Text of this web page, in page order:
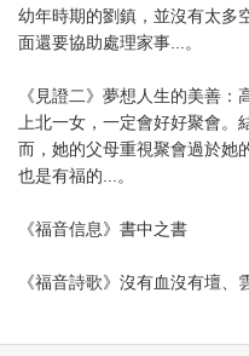
幼年時期的劉鎮，並沒有太多
面還要協助處理家事...。
《見證二》夢想人生的美善
上北一女，一定會好好聚會
而，她的父母重視聚會過於她
也是有福的...。
《福音信息》書中之書
《福音詩歌》沒有血沒有壇、